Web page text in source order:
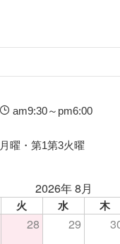
am9:30～pm6:00
月曜・第1第3火曜
2026年 8月
火 水 木
28 29